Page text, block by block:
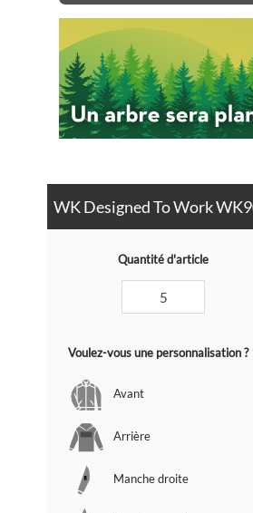
WK Designed To Work
Quantité d'article
Voulez-vous une personnalisation ?
Avant
Arrière
Manche droite